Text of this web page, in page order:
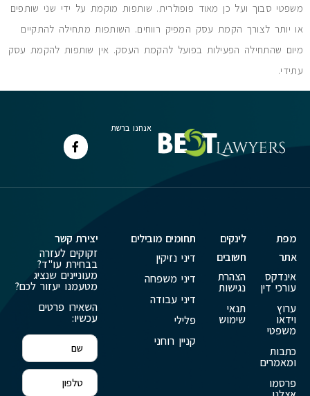
משפטי סבוך ועל כן מאוד פופולרית. שותפות מוקמת על ידי שני שותפים
או יותר לצורך הקמת עסק המפיק רווחים. השותפות מתחילה להתקיים
מיום שהתחילה הפעילות בפועל להקמת העסק. אין שותפות להקמת עסק
עתידי.
אנחנו ברשת
מפת
אתר
אינדקס
עורכי דין
ערוץ
וידאו
משפטי
כתבות
ומאמרים
פרסמו
לינקים
חשובים
הצהרת
נגישות
תנאי
שימוש
תחומים מובילים
דיני נזיקין
דיני משפחה
דיני עבודה
פלילי
קניין רוחני
יצירת קשר
זקוקים לעזרה
בבחירת עו"ד?
מעוניינים שנציג
מטעמנו יעזור לכם?
השאירו פרטים
עכשיו: